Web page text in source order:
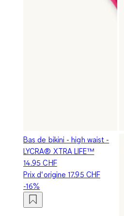
Bas de bikini - high waist -
LYCRA® XTRA LIFE™
14.95 CHF
Prix d‘origine17.95 CHF
-16%